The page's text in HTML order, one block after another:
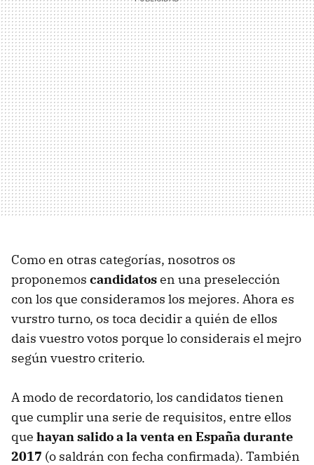
Como en otras categorías, nosotros os
proponemos candidatosen una preselección
con los que consideramos los mejores. Ahora es
vurstro turno, os toca decidir a quién de ellos
dais vuestro votos porque lo considerais el mejro
según vuestro criterio.
A modo de recordatorio, los candidatos tienen
que cumplir una serie de requisitos, entre ellos
que hayan salido a la venta en España durante
2017 (o saldrán con fecha confirmada). También